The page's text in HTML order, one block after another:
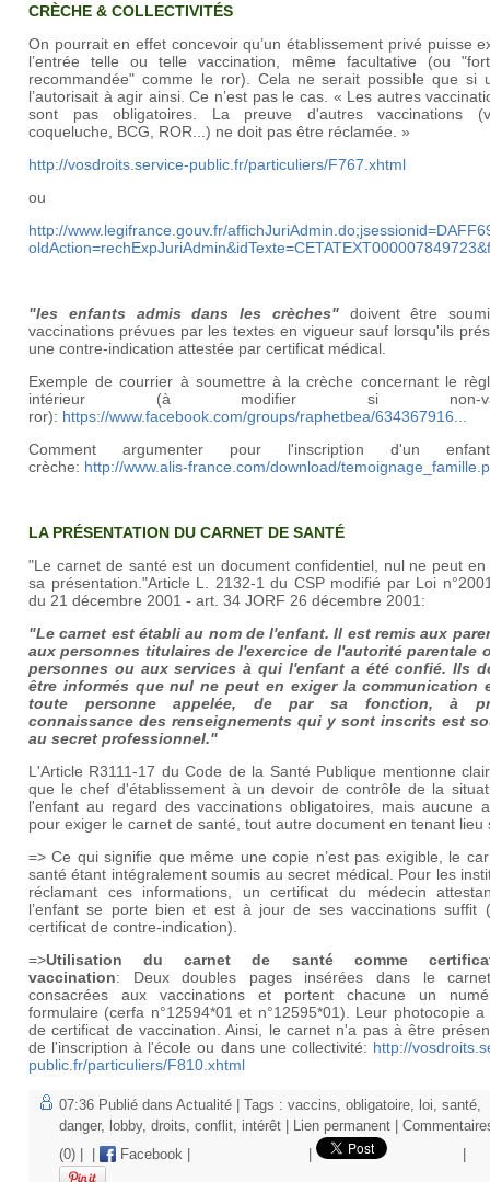
CRÈCHE & COLLECTIVITÉS
On pourrait en effet concevoir qu’un établissement privé puisse
l’entrée telle ou telle vaccination, même facultative (ou
recommandée" comme le ror). Cela ne serait possible que si
l’autorisait à agir ainsi. Ce n’est pas le cas. « Les autres
sont pas obligatoires. La preuve d'autres vaccinations
coqueluche, BCG, ROR...) ne doit pas être réclamée. »
http://vosdroits.service-public.fr/particuliers/F767.xhtml
ou
http://www.legifrance.gouv.fr/
"les enfants admis dans les crèches"doivent être
vaccinations prévues par les textes en vigueur sauf lorsqu'ils
une contre-indication attestée par certificat médical.
Exemple de courrier à soumettre à la crèche concernant le
intérieur (à modifier si non-
ror): https://www.facebook.com/groups/raphetbea/634367916...
Comment argumenter pour l'inscription d'un
crèche: http://www.alis-france.com/download/
LA PRÉSENTATION DU CARNET DE SANTÉ
"Le carnet de santé est un document confidentiel, nul ne peut en
sa présentation."Article L. 2132-1 du CSP modifié par Loi
du 21 décembre 2001 - art. 34 JORF 26 décembre 2001:
"Le carnet est établi au nom de l'enfant. Il est remis aux
aux personnes titulaires de l'exercice de l'autorité parentale
personnes ou aux services à qui l'enfant a été confié. Ils
être informés que nul ne peut en exiger la communication
toute personne appelée, de par sa fonction, à
connaissance des renseignements qui y sont inscrits est
au secret professionnel."
L'Article R3111-17 du Code de la Santé Publique mentionne
que le chef d'établissement à un devoir de contrôle de la
l'enfant au regard des vaccinations obligatoires, mais aucune
pour exiger le carnet de santé, tout autre document en tenant lieu
=> Ce qui signifie que même une copie n’est pas exigible, le
santé étant intégralement soumis au secret médical. Pour les
réclamant ces informations, un certificat du médecin
l’enfant se porte bien et est à jour de ses vaccinations suffit
certificat de contre-indication).
=>Utilisation du carnet de santé comme
vaccination: Deux doubles pages insérées dans le
consacrées aux vaccinations et portent chacune un
formulaire (cerfa n°12594*01 et n°12595*01). Leur photocopie a
de certificat de vaccination. Ainsi, le carnet n'a pas à être
de l'inscription à l'école ou dans une collectivité: http://
public.fr/particuliers/F810.xhtml
07:36 Publié dans Actualité | Tags : vaccins obligatoire loi santé
danger, lobby, droits conflit intérêt Lien permanent
(0)
Facebook